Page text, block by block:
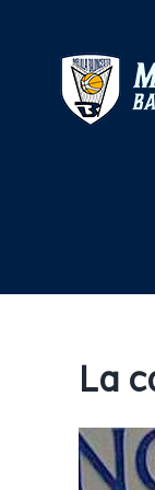
contenido
La
Ver
imagen